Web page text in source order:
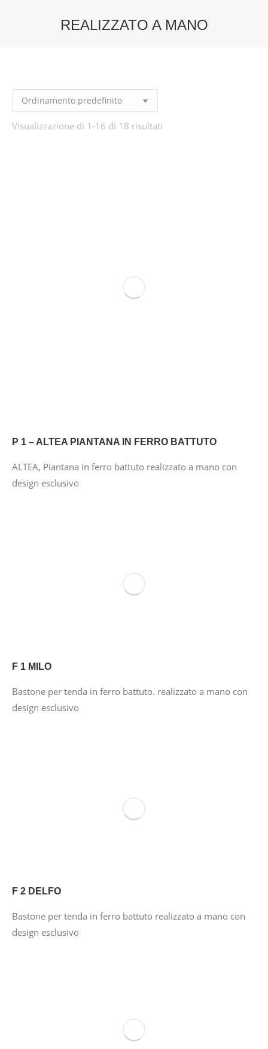
REALIZZATO A MANO
Visualizzazione di 1-16 di 18 risultati
P 1 – ALTEA PIANTANA IN FERRO BATTUTO
ALTEA, Piantana in ferro battuto realizzato a mano con
design esclusivo
F 1 MILO
Bastone per tenda in ferro battuto. realizzato a mano con
design esclusivo
F 2 DELFO
Bastone per tenda in ferro battuto realizzato a mano con
design esclusivo